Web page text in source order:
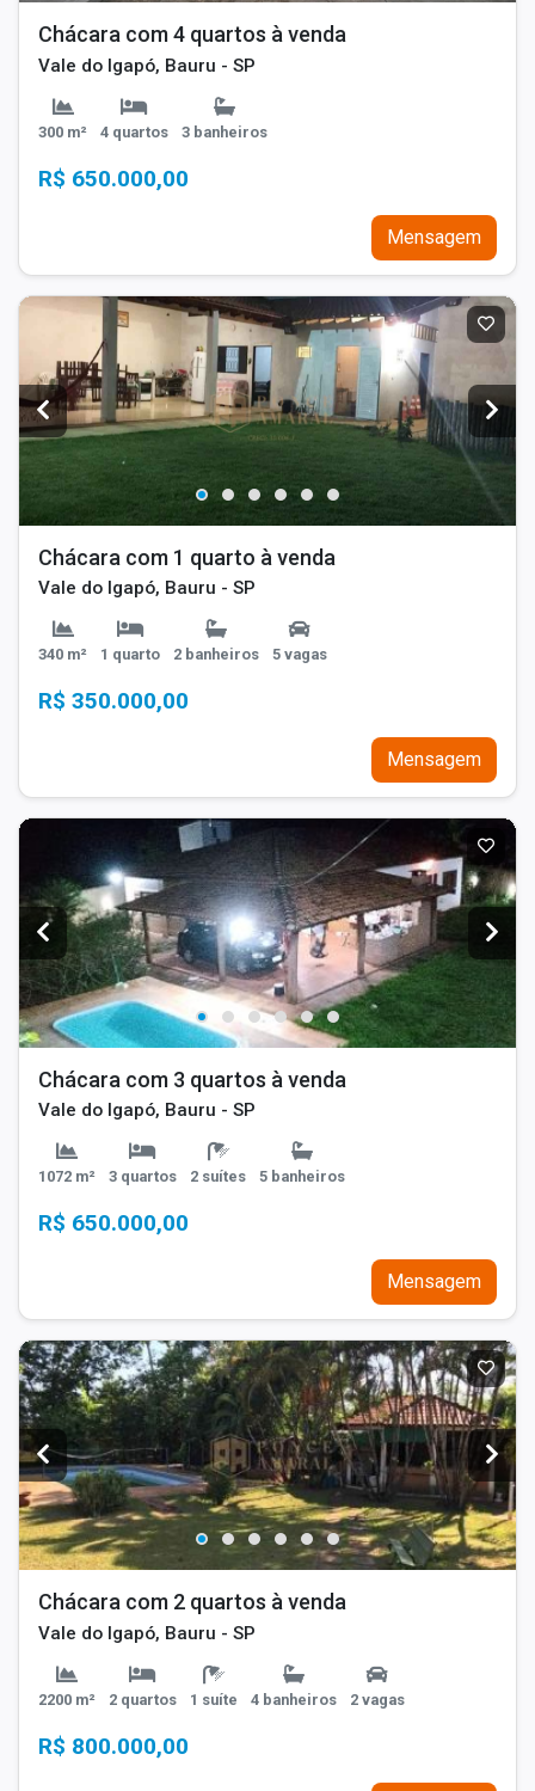
Chácara com 4 quartos à venda
Vale do Igapó, Bauru - SP
300 m² 4 quartos 3 banheiros
R$ 650.000,00
Mensagem
Chácara com 1 quarto à venda
Vale do Igapó, Bauru - SP
340 m² 1 quarto 2 banheiros 5 vagas
R$ 350.000,00
Mensagem
Chácara com 3 quartos à venda
Vale do Igapó, Bauru - SP
1072 m² 3 quartos 2 suítes 5 banheiros
R$ 650.000,00
Mensagem
Chácara com 2 quartos à venda
Vale do Igapó, Bauru - SP
2200 m² 2 quartos 1 suíte 4 banheiros 2 vagas
R$ 800.000,00